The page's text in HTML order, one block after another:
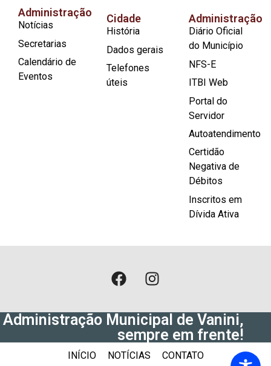
Administração
Notícias
Secretarias
Calendário de
Eventos
Cidade
História
Dados gerais
Telefones
úteis
Administração
Diário Oficial
do Município
NFS-E
ITBI Web
Portal do
Servidor
Autoatendimento
Certidão
Negativa de
Débitos
Inscritos em
Dívida Ativa
Administração Municipal de Vanini,
sempre em frente!
INÍCIO NOTÍCIAS CONTATO